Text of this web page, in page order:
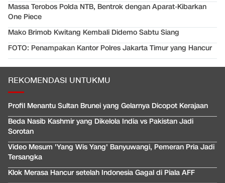
Massa Terobos Polda NTB, Bentrok dengan Aparat-Kibarkan
One Piece
Mako Brimob Kwitang Kembali Didemo Sabtu Siang
FOTO: Penampakan Kantor Polres Jakarta Timur yang Hancur
REKOMENDASI UNTUKMU
Profil Menantu Sultan Brunei yang Gelarnya Dicopot Kerajaan
Beda Nasib Kashmir yang Dikelola India vs Pakistan Jadi
Sorotan
Video Mesum 'Yang Wis Yang' Banyuwangi, Pemeran Pria Jadi
Tersangka
Klok Merasa Hancur setelah Indonesia Gagal di Piala AFF